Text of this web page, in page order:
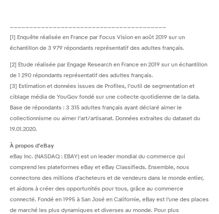
[1] Enquête réalisée en France par Focus Vision en août 2019 sur un
échantillon de 3 979 répondants représentatif des adultes français.
[2] Etude réalisée par Engage Research en France en 2019 sur un échantillon
de 1 290 répondants représentatif des adultes français.
[3] Estimation et données issues de Profiles, l’outil de segmentation et
ciblage média de YouGov fondé sur une collecte quotidienne de la data.
Base de répondants : 3 315 adultes français ayant déclaré aimer le
collectionnisme ou aimer l’art/artisanat. Données extraites du dataset du
19.01.2020.
À propos d'eBay
eBay Inc. (NASDAQ : EBAY) est un leader mondial du commerce qui
comprend les plateformes eBay et eBay Classifieds. Ensemble, nous
connectons des millions d'acheteurs et de vendeurs dans le monde entier,
et aidons à créer des opportunités pour tous, grâce au commerce
connecté. Fondé en 1995 à San José en Californie, eBay est l'une des places
de marché les plus dynamiques et diverses au monde. Pour plus